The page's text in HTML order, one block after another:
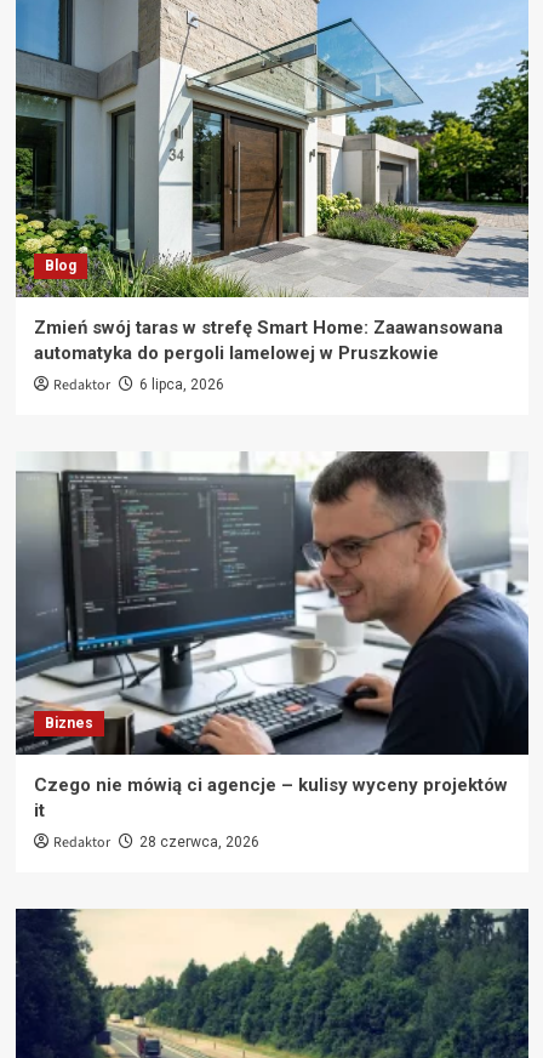
Blog
Zmień swój taras w strefę Smart Home: Zaawansowana
automatyka do pergoli lamelowej w Pruszkowie
Redaktor 6 lipca, 2026
Biznes
Czego nie mówią ci agencje – kulisy wyceny projektów
it
Redaktor 28 czerwca, 2026